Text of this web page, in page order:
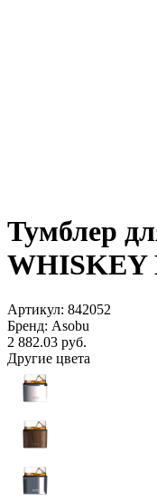
Тумблер
WHISKEY
Артикул: 842052
Бренд: Asobu
2 882.03 руб.
Другие цвета